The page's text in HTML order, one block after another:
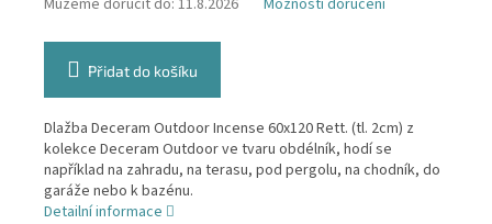
Přidat do košíku
Dlažba Deceram Outdoor Incense 60x120 Rett. (tl. 2cm) z
kolekce Deceram Outdoor ve tvaru obdélník, hodí se
například na zahradu, na terasu, pod pergolu, na chodník, do
garáže nebo k bazénu.
Detailní informace